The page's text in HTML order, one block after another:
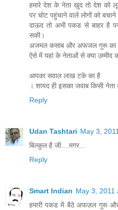
हमारे देश के नेता खुद तो देश को
पर चोट पहुंचाने वाले लोगों को
दाऊद तो अभी पकड से बाहर है
सकी।
अजमल कसाब और अफजल गुरू का
ऐसे में यहां के नेताओं से क्‍या उम्‍मीद
आपका सवाल लाख टके का है
। शायद ही इसका जवाब किसी नेता
Reply
Udan Tashtari May 3,
बिल्कुल है जी....मगर...
Reply
Smart Indian May 3, 2011
हमारी पकड में बैठे अफज़ल गुरू और